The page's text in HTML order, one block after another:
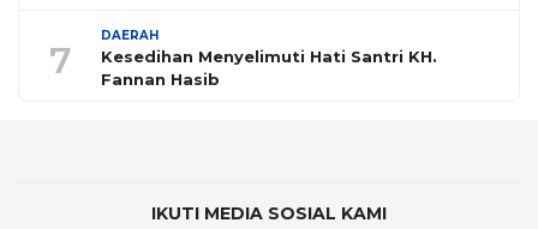
7
DAERAH
Kesedihan Menyelimuti Hati Santri KH.
Fannan Hasib
IKUTI MEDIA SOSIAL KAMI